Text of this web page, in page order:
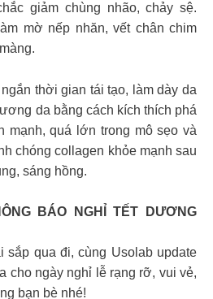
giảm chùng nhão, chảy sệ.
mờ nếp nhăn, vết chân chim
thời gian tái tạo, làm dày da
da bằng cách kích thích phá
mạnh, quá lớn trong mô sẹo và
chóng collagen khỏe mạnh sau
sáng hồng.
BÁO NGHỈ TẾT DƯƠNG
sắp qua đi, cùng Usolab update
cho ngày nghỉ lễ rạng rỡ, vui vẻ,
bạn bè nhé!